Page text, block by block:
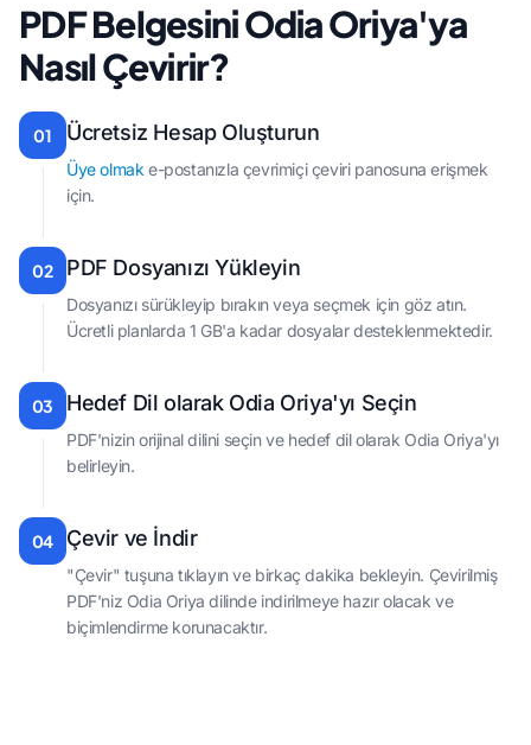
PDF Belgesini Odia Oriya'ya
Nasıl Çevirir?
01 Ücretsiz Hesap Oluşturun
Üye olmak e-postanızla çevrimiçi çeviri panosuna erişmek
için.
02 PDF Dosyanızı Yükleyin
Dosyanızı sürükleyip bırakın veya seçmek için göz atın.
Ücretli planlarda 1 GB'a kadar dosyalar desteklenmektedir.
03 Hedef Dil olarak Odia Oriya'yı Seçin
PDF'nizin orijinal dilini seçin ve hedef dil olarak Odia Oriya'yı
belirleyin.
04 Çevir ve İndir
"Çevir" tuşuna tıklayın ve birkaç dakika bekleyin. Çevirilmiş
PDF'niz Odia Oriya dilinde indirilmeye hazır olacak ve
biçimlendirme korunacaktır.